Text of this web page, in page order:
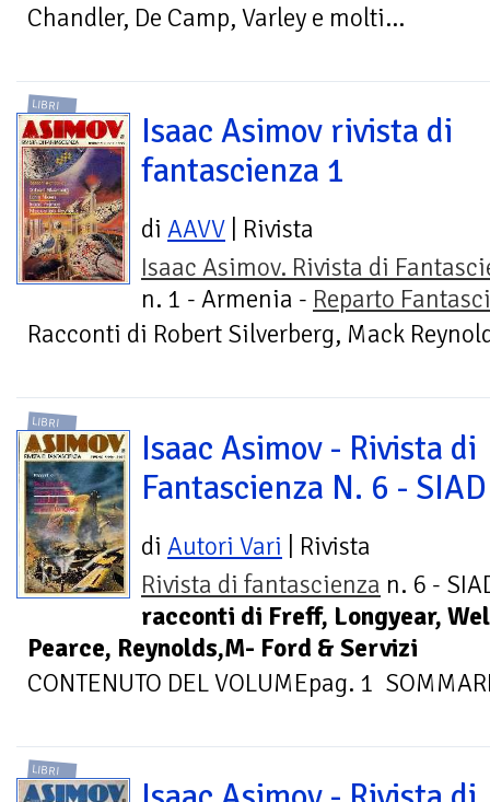
Chandler, De Camp, Varley e molti...
LIBRI
Isaac Asimov rivista di
fantascienza 1
di AAVV | Rivista
Isaac Asimov. Rivista di
n. 1 - Armenia - Reparto
Racconti di Robert Silverberg, Mack
LIBRI
Isaac Asimov - Rivista di
Fantascienza N. 6 - SIAD
di Autori Vari | Rivista
Rivista di fantascienza n. 6 -
racconti di Freff, Longyear,
Pearce, Reynolds,M- Ford & Servizi
CONTENUTO DEL VOLUMEpag. 1
LIBRI